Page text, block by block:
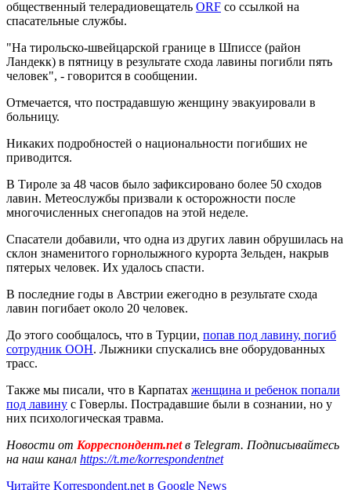
общественный телерадиовещатель ORF со ссылкой на
спасательные службы.
"На тирольско-швейцарской границе в Шписсе (район
Ландекк) в пятницу в результате схода лавины погибли пять
человек", - говорится в сообщении.
Отмечается, что пострадавшую женщину эвакуировали в
больницу.
Никаких подробностей о национальности погибших не
приводится.
В Тироле за 48 часов было зафиксировано более 50 сходов
лавин. Метеослужбы призвали к осторожности после
многочисленных снегопадов на этой неделе.
Спасатели добавили, что одна из других лавин обрушилась на
склон знаменитого горнолыжного курорта Зельден, накрыв
пятерых человек. Их удалось спасти.
В последние годы в Австрии ежегодно в результате схода
лавин погибает около 20 человек.
До этого сообщалось, что в Турции, попав под лавину, погиб
сотрудник ООН. Лыжники спускались вне оборудованных
трасс.
Также мы писали, что в Карпатах женщина и ребенок попали
под лавину с Говерлы. Пострадавшие были в сознании, но у
них психологическая травма.
Новости от Корреспондент.netв Telegram. Подписывайтесь
на наш канал https://t.me/korrespondentnet
Читайте Korrespondent.net в Google News